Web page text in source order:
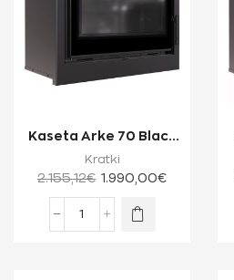
Kaseta Arke 70 Black
8 kW Ενεργειακή
Κασέτα Τζακιο...
Kratki
2.155,12€ 1.990,00€